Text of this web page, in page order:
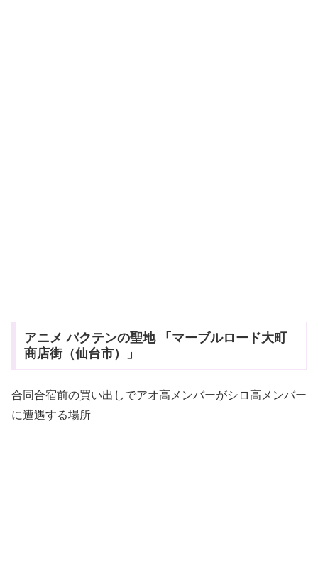
アニメ バクテンの聖地 「マーブルロード大町
商店街（仙台市）」
合同合宿前の買い出しでアオ高メンバーがシロ高メンバー
に遭遇する場所